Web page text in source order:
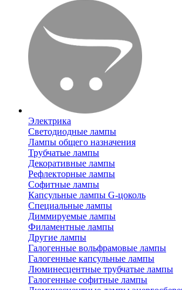
Электрика
Светодиодные лампы
Лампы общего назначения
Трубчатые лампы
Декоративные лампы
Рефлекторные лампы
Софитные лампы
Капсульные лампы G-цоколь
Специальные лампы
Диммируемые лампы
Филаментные лампы
Другие лампы
Галогенные вольфрамовые лампы
Галогенные капсульные лампы
Люминесцентные трубчатые лампы
Галогенные софитные лампы